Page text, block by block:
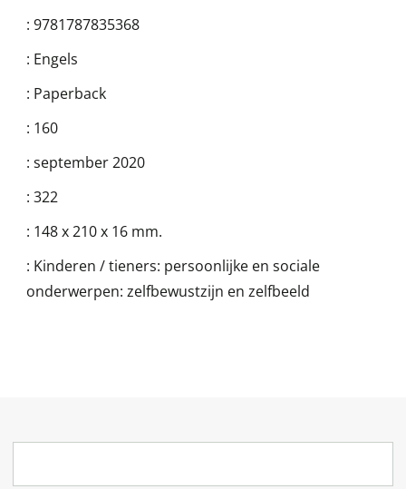
: 9781787835368
: Engels
: Paperback
: 160
: september 2020
: 322
: 148 x 210 x 16 mm.
: Kinderen / tieners: persoonlijke en sociale
onderwerpen: zelfbewustzijn en zelfbeeld